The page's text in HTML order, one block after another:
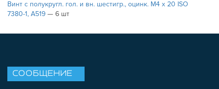
Винт с полукругл. гол. и вн. шестигр., оцинк. М4 х 20 ISO
7380-1, A519 — 6 шт
СООБЩЕНИЕ